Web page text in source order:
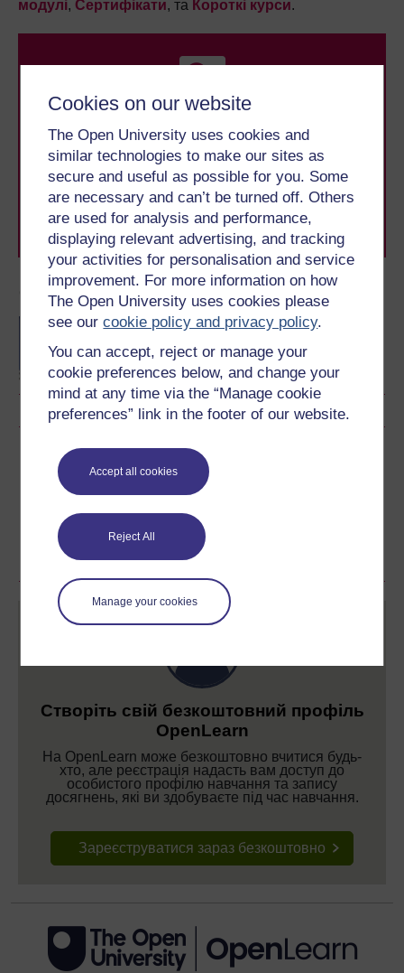
Cookies on our website
The Open University uses cookies and
similar technologies to make our sites as
secure and useful as possible for you. Some
are necessary and can’t be turned off. Others
are used for analysis and performance,
displaying relevant advertising, and tracking
your activities for personalisation and service
improvement. For more information on how
The Open University uses cookies please
see ourcookie policy and privacy policy.
You can accept, reject or manage your
cookie preferences below, and change your
mind at any time via the “Manage cookie
preferences” link in the footer of our website.
Accept all cookies
Reject All
Manage your cookies
Стати студентом OU
BA/BSc (Honours) Open
Поділитися цим безкоштовним
курсом
Створіть свій безкоштовний профіль
OpenLearn
На OpenLearn може безкоштовно вчитися будь-
хто, але реєстрація надасть вам доступ до
особистого профілю навчання та запису
досягнень, які ви здобуваєте під час навчання.
Зареєструватися зараз безкоштовно
модулі, Сертифікати, та Короткі курси.
Хочете досягти своїх цілей? Отримуйте освіту з нами,
і ви приєднаєтеся до понад 2 мільйонів студентів, які
досягли своїх карєрних та особистих цілей у Open
Перегляньте всі курси Open University